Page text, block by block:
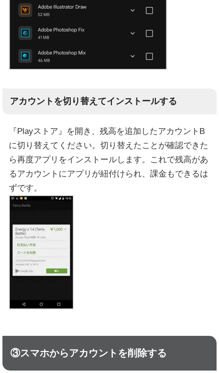
アカウントを切り替えてインストールする
『Playストア』を開き、残高を追加したアカウントB
に切り替えてください。切り替えたことが確認できた
ら再度アプリをインストールします。これで残高があ
るアカウントにアプリが紐付けられ、課金もできるは
ずです。
③スマホからアカウントを削除する